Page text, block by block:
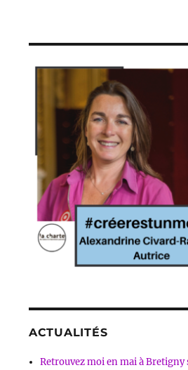
ACTUALITÉS
Retrouvez moi en mai à Bretigny